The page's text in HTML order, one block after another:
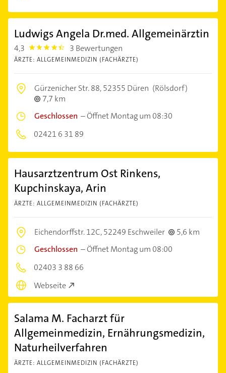
Ludwigs Angela Dr.med. Allgemeinärztin
4,3 4.3 3 Bewertungen
ÄRZTE: ALLGEMEINMEDIZIN (FACHÄRZTE)
Gürzenicher Str. 88,52355 Düren (Rölsdorf)
7,7 km
Geschlossen –Öffnet Montag um 08:30
02421 6 31 89
Hausarztzentrum Ost Rinkens,
Kupchinskaya, Arin
ÄRZTE: ALLGEMEINMEDIZIN (FACHÄRZTE)
Eichendorffstr. 12C,52249 Eschweiler
5,6 km
Geschlossen –Öffnet Montag um 08:00
02403 3 88 66
Webseite
Salama M. Facharzt für
Allgemeinmedizin, Ernährungsmedizin,
Naturheilverfahren
ÄRZTE: ALLGEMEINMEDIZIN (FACHÄRZTE)